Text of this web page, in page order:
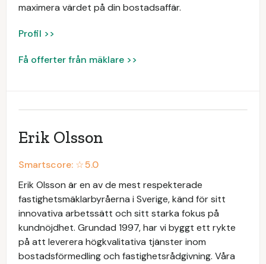
maximera värdet på din bostadsaffär.
Profil >>
Få offerter från mäklare >>
Erik Olsson
Smartscore: ☆5.0
Erik Olsson är en av de mest respekterade
fastighetsmäklarbyråerna i Sverige, känd för sitt
innovativa arbetssätt och sitt starka fokus på
kundnöjdhet. Grundad 1997, har vi byggt ett rykte
på att leverera högkvalitativa tjänster inom
bostadsförmedling och fastighetsrådgivning. Våra